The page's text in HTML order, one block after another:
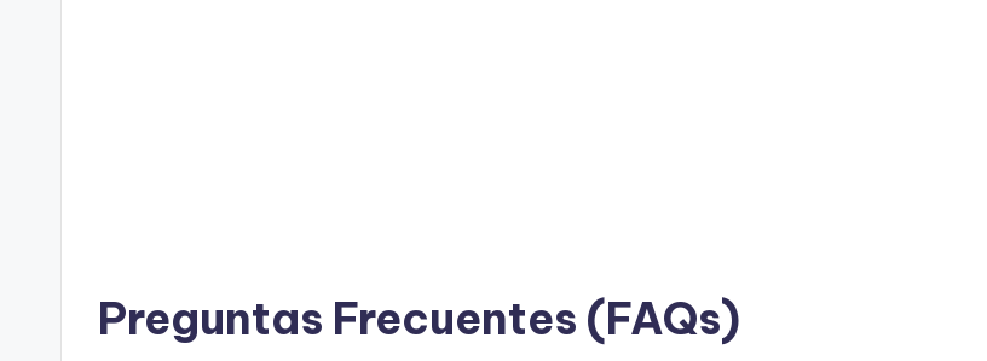
Preguntas Frecuentes (FAQs)